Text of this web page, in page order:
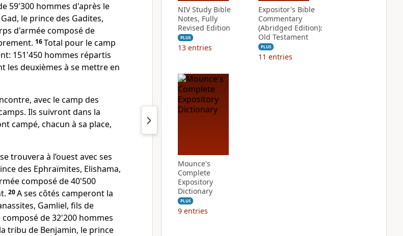
59'300 hommes d'après le
le prince des Gadites,
d'armée composé de
16Total pour le camp
151'450 hommes répartis
les deuxièmes à se mettre en
avec le camp des
Ils suivront dans la
campé, chacun à sa place,
trouvera à l’ouest avec ses
des Ephraïmites, Elishama,
composé de 40'500
20A ses côtés camperont la
Gamliel, fils de
de 32'200 hommes
tribu de Benjamin, le prince
NIV Study Bible
Notes, Fully
Revised Edition
PLUS
13 entries
Expositor's Bible
Commentary
(Abridged Edition):
Old Testament
PLUS
11 entries
Mounce's
Complete
Expository
Dictionary
PLUS
9 entries